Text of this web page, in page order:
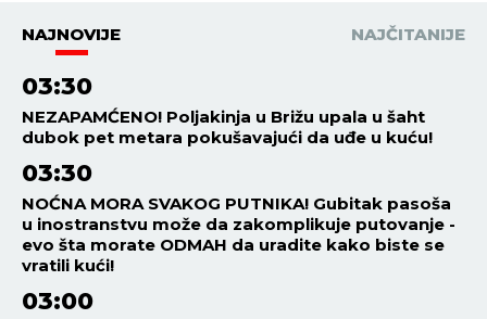
NAJNOVIJE NAJČITANIJE
03:30
NEZAPAMĆENO! Poljakinja u Brižu upala u šaht
dubok pet metara pokušavajući da uđe u kuću!
03:30
NOĆNA MORA SVAKOG PUTNIKA! Gubitak pasoša
u inostranstvu može da zakomplikuje putovanje -
evo šta morate ODMAH da uradite kako biste se
vratili kući!
03:00